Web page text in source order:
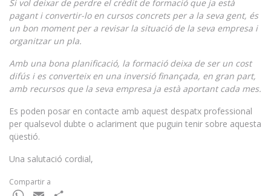
Si vol deixar de perdre el crèdit de formació que ja està
pagant i convertir-lo en cursos concrets per a la seva gent, és
un bon moment per a revisar la situació de la seva empresa i
organitzar un pla.
Amb una bona planificació, la formació deixa de ser un cost
difús i es converteix en una inversió finançada, en gran part,
amb recursos que la seva empresa ja està aportant cada mes.
Es poden posar en contacte amb aquest despatx professional
per qualsevol dubte o aclariment que puguin tenir sobre aquesta
qüestió.
Una salutació cordial,
Compartir a
WhatsApp
Email